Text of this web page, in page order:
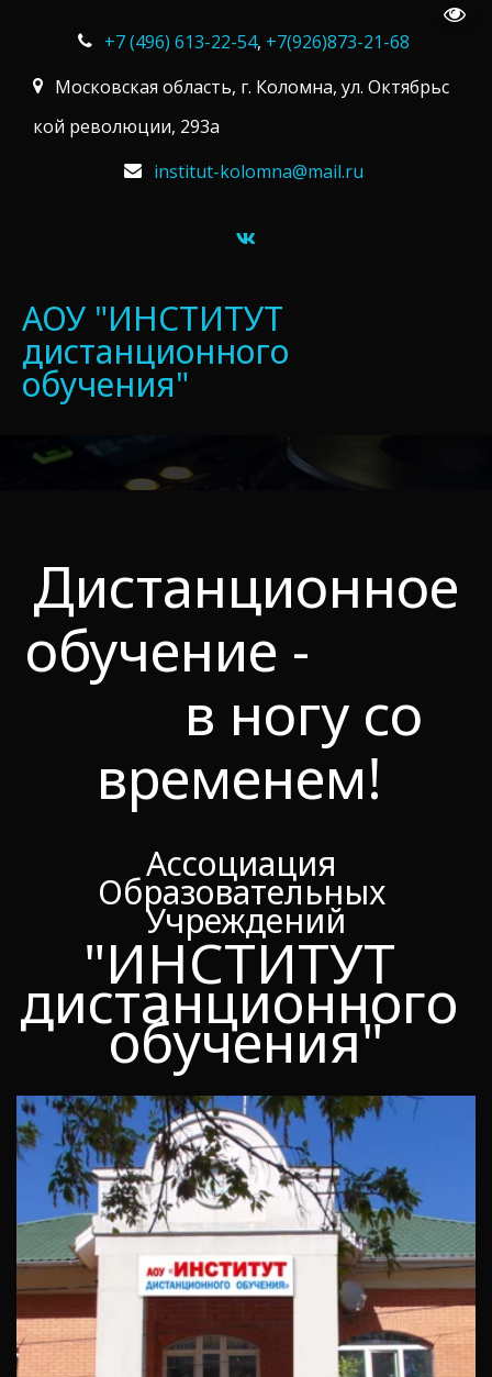
+7 (496) 613-22-54, +7(926)873-21-68
Московская область, г. Коломна, ул. Октябрьс
кой революции, 293а
institut-kolomna@mail.ru
­АОУ "ИНСТИТУТ
дистанционного
обучения"
Дистанционное
обучение -
в ногу со
временем!
Ассоциация
Образовательных
Учреждений
"ИНСТИТУТ
дистанционного
обучения"